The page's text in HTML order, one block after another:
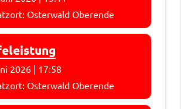
Osterwald Oberende
2026 | 17:58
Osterwald Oberende